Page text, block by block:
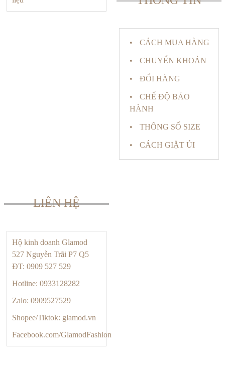
CÁCH MUA HÀNG
CHUYỂN KHOẢN
ĐỔI HÀNG
CHẾ ĐỘ BẢO
HÀNH
THÔNG SỐ SIZE
CÁCH GIẶT ỦI
LIÊN HỆ
Hộ kinh doanh Glamod
527 Nguyễn Trãi P7 Q5
ĐT: 0909 527 529
Hotline: 0933128282
Zalo: 0909527529
Shopee/Tiktok: glamod.vn
Facebook.com/GlamodFashion